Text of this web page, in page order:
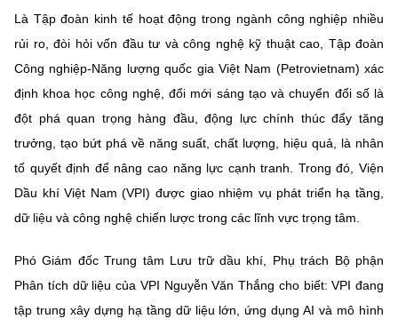
Sở hữu trí tuệ
Tiêu chuẩn, đo lường, chất lượng
Năng lượng nguyên tử
Tin tổng hợp
Tin địa phương
Lấy ý kiến người dân về dự thảo VBQPPL
Khoa học và Công nghệ
Chuyển đổi số
Bưu chính, Viễn thông
Sở hữu trí tuệ
Tiêu chuẩn, đo lường, chất lượng
Multimedia
THƯ ĐIỆN TỬ
Khác
Videos
Infographic
Ảnh
Voice
Nhiệm vụ trọng tâm
Là Tập đoàn kinh tế hoạt động trong ngành công nghiệp nhiều
rủi ro, đòi hỏi vốn đầu tư và công nghệ kỹ thuật cao, Tập đoàn
Công nghiệp-Năng lượng quốc gia Việt Nam (Petrovietnam) xác
định khoa học công nghệ, đổi mới sáng tạo và chuyển đổi số là
đột phá quan trọng hàng đầu, động lực chính thúc đẩy tăng
trưởng, tạo bứt phá về năng suất, chất lượng, hiệu quả, là nhân
tố quyết định để nâng cao năng lực cạnh tranh. Trong đó, Viện
Dầu khí Việt Nam (VPI) được giao nhiệm vụ phát triển hạ tầng,
dữ liệu và công nghệ chiến lược trong các lĩnh vực trọng tâm.
Phó Giám đốc Trung tâm Lưu trữ dầu khí, Phụ trách Bộ phận
Phân tích dữ liệu của VPI Nguyễn Văn Thắng cho biết: VPI đang
tập trung xây dựng hạ tầng dữ liệu lớn, ứng dụng AI và mô hình